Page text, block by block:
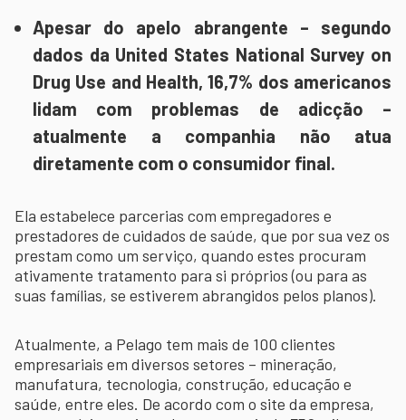
Apesar do apelo abrangente – segundo
dados da United States National Survey on
Drug Use and Health, 16,7% dos americanos
lidam com problemas de adicção –
atualmente a companhia não atua
diretamente com o consumidor final.
Ela estabelece parcerias com empregadores e
prestadores de cuidados de saúde, que por sua vez os
prestam como um serviço, quando estes procuram
ativamente tratamento para si próprios (ou para as
suas famílias, se estiverem abrangidos pelos planos).
Atualmente, a Pelago tem mais de 100 clientes
empresariais em diversos setores – mineração,
manufatura, tecnologia, construção, educação e
saúde, entre eles. De acordo com o site da empresa,